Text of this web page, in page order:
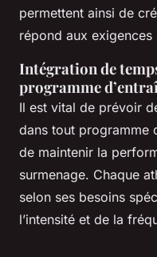
permettent ainsi de
répond aux
Intégration de
programme
Il est vital de prévoir
dans tout programme
de maintenir la
surmenage. Chaque
selon ses besoins
l’intensité et de la